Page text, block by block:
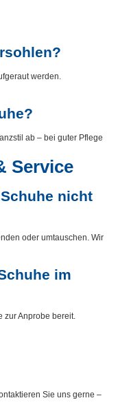
werden.
ab – bei guter Pflege
Service
nicht
oder umtauschen. Wir
im
zur Anprobe bereit.
Sie uns gerne –